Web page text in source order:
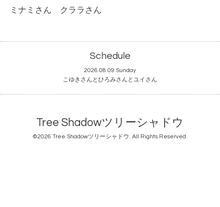
ミナミさん クララさん
Schedule
2026.08.09 Sunday
こゆきさんとひろみさんとユイさん
Tree Shadowツリーシャドウ
©2026 Tree Shadowツリーシャドウ. All Rights Reserved.